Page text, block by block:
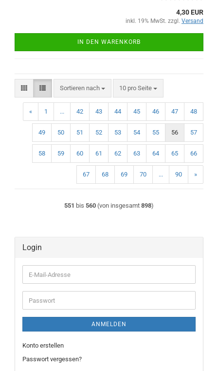
4,30 EUR
inkl. 19% MwSt. zzgl. Versand
IN DEN WARENKORB
Sortieren nach
Sortieren nach 10 pro Seite
pro Seite
« 1 ... 42 43 44 45 46 47 48
49 50 51 52 53 54 55 56 57
58 59 60 61 62 63 64 65 66
67 68 69 70 ... 90 »
551 bis 560 (von insgesamt 898)
Login
E-
Mail-
Adresse
Passwort
ANMELDEN
Konto erstellen
Passwort vergessen?